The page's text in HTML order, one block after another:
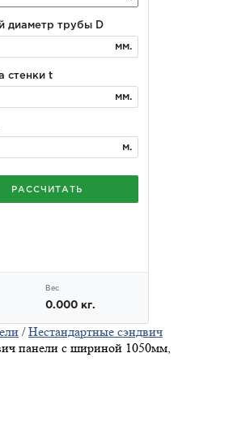
/Нестандартные сэндвич
панели с шириной 1050мм,